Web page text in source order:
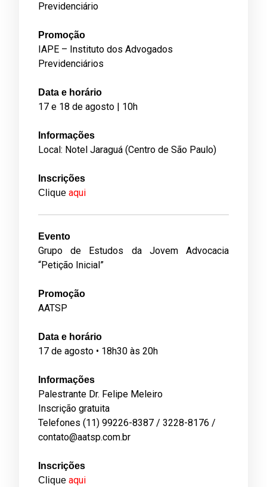
Previdenciário
Promoção
IAPE – Instituto dos Advogados
Previdenciários
Data e horário
17 e 18 de agosto | 10h
Informações
Local: Notel Jaraguá (Centro de São Paulo)
Inscrições
Clique aqui
Evento
Grupo de Estudos da Jovem Advocacia
“Petição Inicial”
Promoção
AATSP
Data e horário
17 de agosto • 18h30 às 20h
Informações
Palestrante Dr. Felipe Meleiro
Inscrição gratuita
Telefones (11) 99226-8387 / 3228-8176 /
contato@aatsp.com.br
Inscrições
Clique aqui